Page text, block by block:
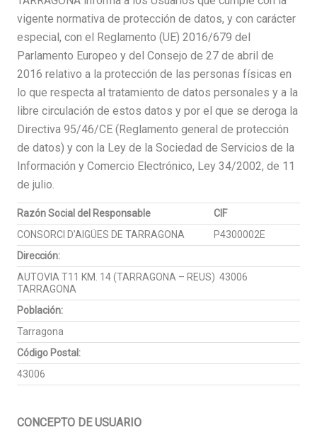
vigente normativa de protección de datos, y con carácter
especial, con el Reglamento (UE) 2016/679 del
Parlamento Europeo y del Consejo de 27 de abril de
2016 relativo a la protección de las personas físicas en
lo que respecta al tratamiento de datos personales y a la
libre circulación de estos datos y por el que se deroga la
Directiva 95/46/CE (Reglamento general de protección
de datos) y con la Ley de la Sociedad de Servicios de la
Información y Comercio Electrónico, Ley 34/2002, de 11
de julio.
Razón Social del Responsable
CIF
CONSORCI D’AIGÜES DE TARRAGONA
P4300002E
Dirección:
AUTOVIA T11 KM. 14 (TARRAGONA – REUS) 43006
TARRAGONA
Población:
Tarragona
Código Postal:
43006
CONCEPTO DE USUARIO